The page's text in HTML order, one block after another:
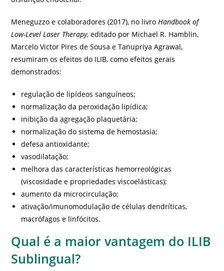
Meneguzzo e colaboradores (2017), no livroHandbook of
Low-Level Laser Therapy, editado por Michael R. Hamblin,
Marcelo Victor Pires de Sousa e Tanupriya Agrawal,
resumiram os efeitos do ILIB, como efeitos gerais
demonstrados:
regulação de lipídeos sanguíneos;
normalização da peroxidação lipídica;
inibição da agregação plaquetária;
normalização do sistema de hemostasia;
defesa antioxidante;
vasodilatação;
melhora das características hemorreológicas
(viscosidade e propriedades viscoelásticas);
aumento da microcirculação;
ativação/imunomodulação de células dendríticas,
macrófagos e linfócitos.
Qual é a maior vantagem do ILIB
Sublingual?